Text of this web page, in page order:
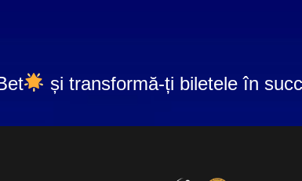
și transformă-ți biletele în